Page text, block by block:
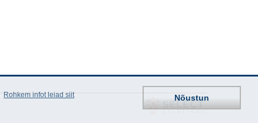
Rohkem infot leiad siit Nõustun